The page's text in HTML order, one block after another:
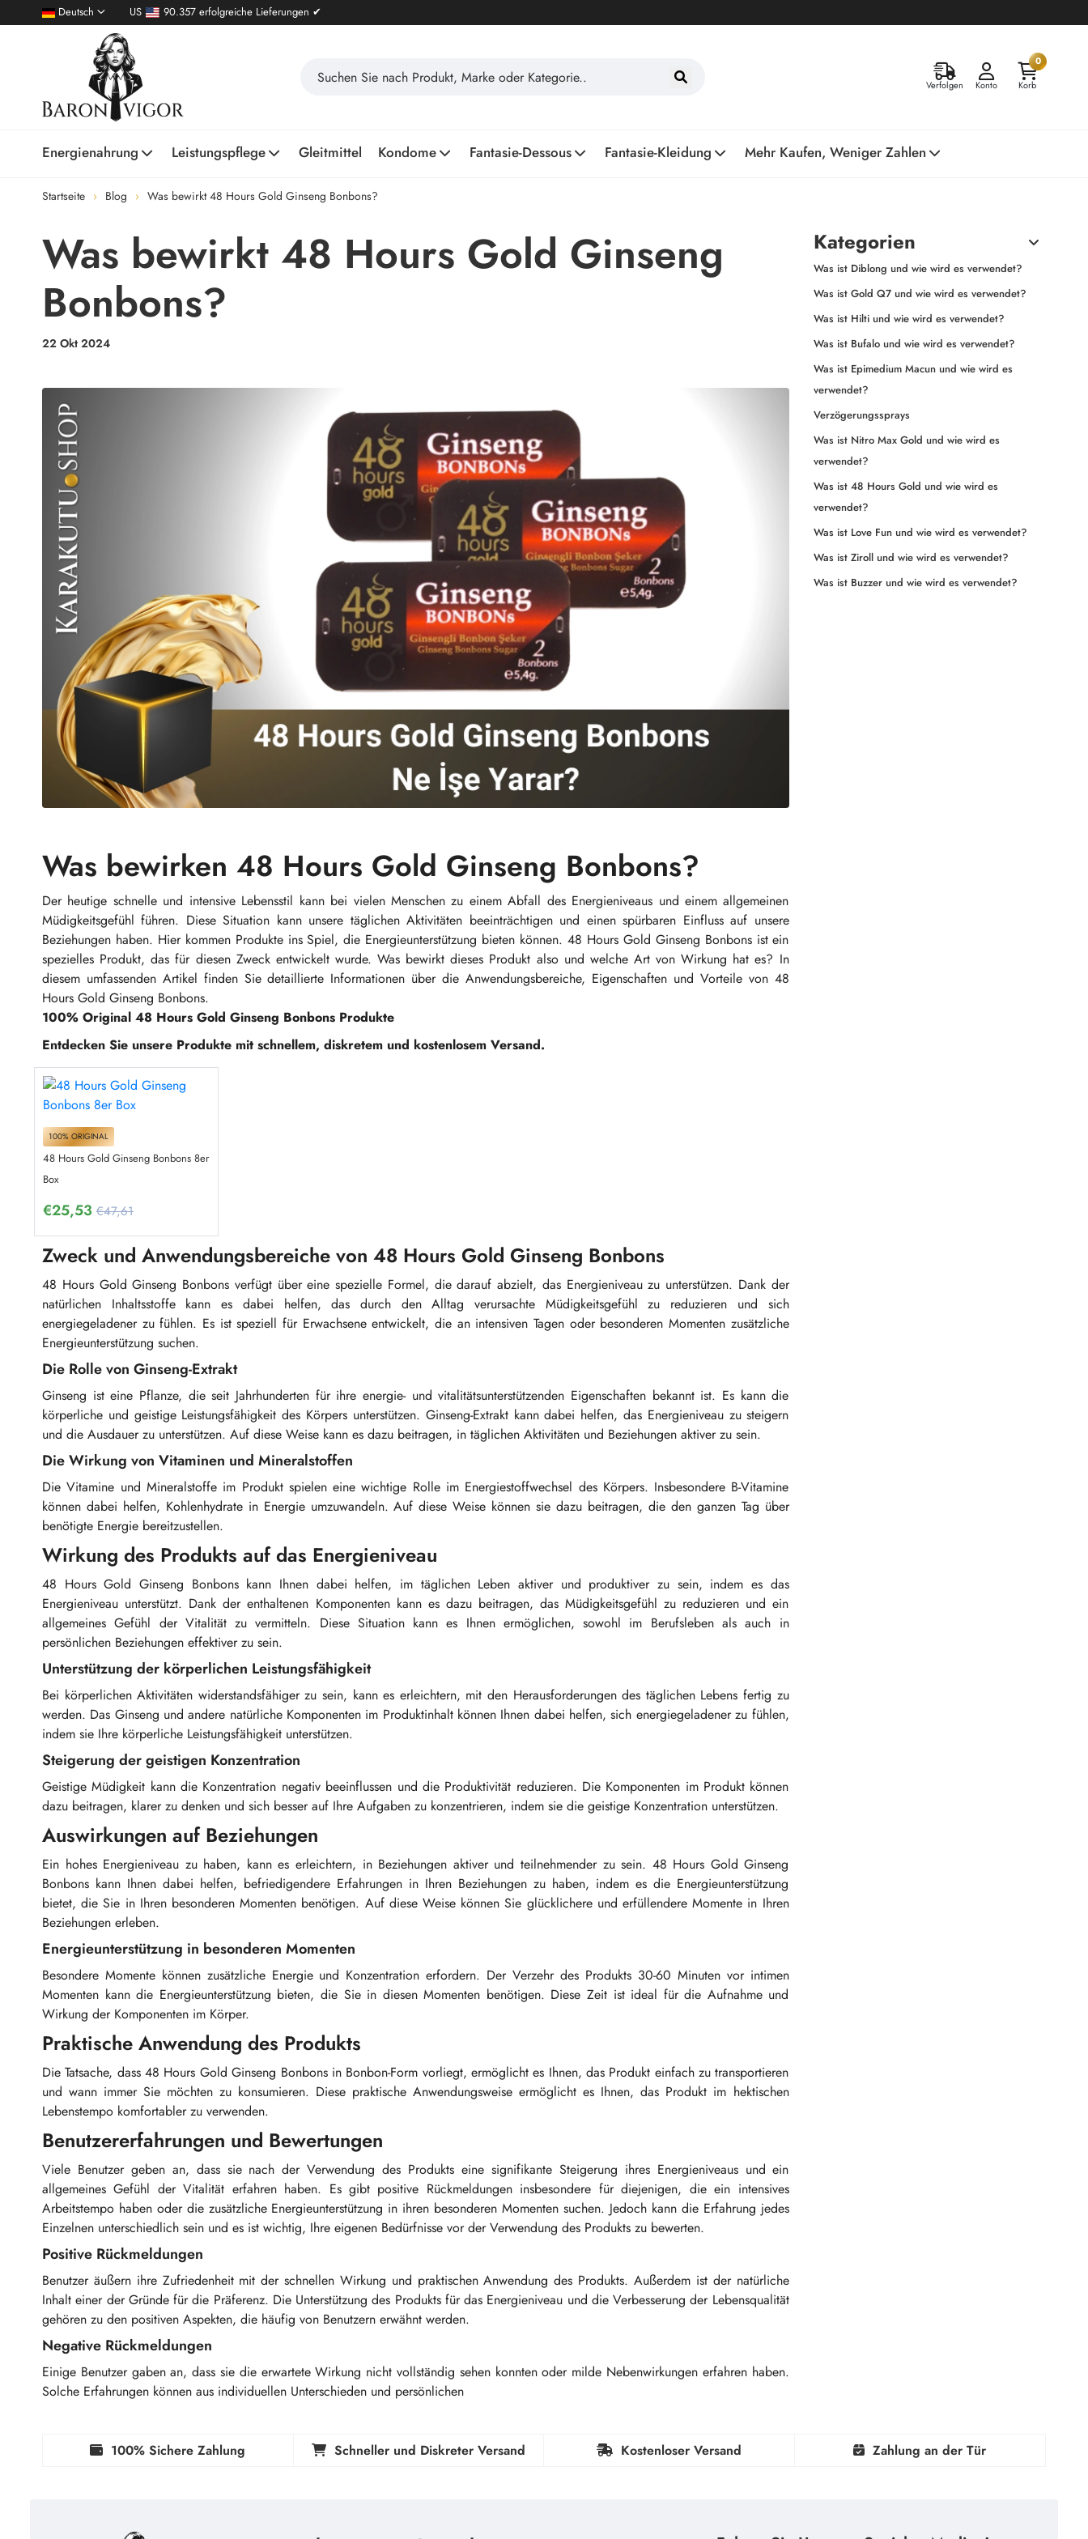
Deutsch US 90.357 erfolgreiche Lieferungen ✔
Verfolgen Konto
0
Korb
Energienahrung Leistungspflege Gleitmittel Kondome Fantasie-Dessous Fantasie-Kleidung Mehr Kaufen, Weniger Zahlen
Startseite Blog Was bewirkt 48 Hours Gold Ginseng Bonbons?
Was bewirkt 48 Hours Gold Ginseng
Bonbons?
22 Okt 2024
Was bewirken 48 Hours Gold Ginseng Bonbons?
Der heutige schnelle und intensive Lebensstil kann bei vielen Menschen zu einem Abfall des Energieniveaus und einem allgemeinen
Müdigkeitsgefühl führen. Diese Situation kann unsere täglichen Aktivitäten beeinträchtigen und einen spürbaren Einfluss auf unsere
Beziehungen haben. Hier kommen Produkte ins Spiel, die Energieunterstützung bieten können. 48 Hours Gold Ginseng Bonbons ist ein
spezielles Produkt, das für diesen Zweck entwickelt wurde. Was bewirkt dieses Produkt also und welche Art von Wirkung hat es? In
diesem umfassenden Artikel finden Sie detaillierte Informationen über die Anwendungsbereiche, Eigenschaften und Vorteile von 48
Hours Gold Ginseng Bonbons.
100% Original 48 Hours Gold Ginseng Bonbons Produkte
Entdecken Sie unsere Produkte mit schnellem, diskretem und kostenlosem Versand.
100% ORIGINAL
48 Hours Gold Ginseng Bonbons 8er
Box
€25,53 €47,61
Zweck und Anwendungsbereiche von 48 Hours Gold Ginseng Bonbons
48 Hours Gold Ginseng Bonbons verfügt über eine spezielle Formel, die darauf abzielt, das Energieniveau zu unterstützen. Dank der
natürlichen Inhaltsstoffe kann es dabei helfen, das durch den Alltag verursachte Müdigkeitsgefühl zu reduzieren und sich
energiegeladener zu fühlen. Es ist speziell für Erwachsene entwickelt, die an intensiven Tagen oder besonderen Momenten zusätzliche
Energieunterstützung suchen.
Die Rolle von Ginseng-Extrakt
Ginseng ist eine Pflanze, die seit Jahrhunderten für ihre energie- und vitalitätsunterstützenden Eigenschaften bekannt ist. Es kann die
körperliche und geistige Leistungsfähigkeit des Körpers unterstützen. Ginseng-Extrakt kann dabei helfen, das Energieniveau zu steigern
und die Ausdauer zu unterstützen. Auf diese Weise kann es dazu beitragen, in täglichen Aktivitäten und Beziehungen aktiver zu sein.
Die Wirkung von Vitaminen und Mineralstoffen
Die Vitamine und Mineralstoffe im Produkt spielen eine wichtige Rolle im Energiestoffwechsel des Körpers. Insbesondere B-Vitamine
können dabei helfen, Kohlenhydrate in Energie umzuwandeln. Auf diese Weise können sie dazu beitragen, die den ganzen Tag über
benötigte Energie bereitzustellen.
Wirkung des Produkts auf das Energieniveau
48 Hours Gold Ginseng Bonbons kann Ihnen dabei helfen, im täglichen Leben aktiver und produktiver zu sein, indem es das
Energieniveau unterstützt. Dank der enthaltenen Komponenten kann es dazu beitragen, das Müdigkeitsgefühl zu reduzieren und ein
allgemeines Gefühl der Vitalität zu vermitteln. Diese Situation kann es Ihnen ermöglichen, sowohl im Berufsleben als auch in
persönlichen Beziehungen effektiver zu sein.
Unterstützung der körperlichen Leistungsfähigkeit
Bei körperlichen Aktivitäten widerstandsfähiger zu sein, kann es erleichtern, mit den Herausforderungen des täglichen Lebens fertig zu
werden. Das Ginseng und andere natürliche Komponenten im Produktinhalt können Ihnen dabei helfen, sich energiegeladener zu fühlen,
indem sie Ihre körperliche Leistungsfähigkeit unterstützen.
Steigerung der geistigen Konzentration
Geistige Müdigkeit kann die Konzentration negativ beeinflussen und die Produktivität reduzieren. Die Komponenten im Produkt können
dazu beitragen, klarer zu denken und sich besser auf Ihre Aufgaben zu konzentrieren, indem sie die geistige Konzentration unterstützen.
Auswirkungen auf Beziehungen
Ein hohes Energieniveau zu haben, kann es erleichtern, in Beziehungen aktiver und teilnehmender zu sein. 48 Hours Gold Ginseng
Bonbons kann Ihnen dabei helfen, befriedigendere Erfahrungen in Ihren Beziehungen zu haben, indem es die Energieunterstützung
bietet, die Sie in Ihren besonderen Momenten benötigen. Auf diese Weise können Sie glücklichere und erfüllendere Momente in Ihren
Beziehungen erleben.
Energieunterstützung in besonderen Momenten
Besondere Momente können zusätzliche Energie und Konzentration erfordern. Der Verzehr des Produkts 30-60 Minuten vor intimen
Momenten kann die Energieunterstützung bieten, die Sie in diesen Momenten benötigen. Diese Zeit ist ideal für die Aufnahme und
Wirkung der Komponenten im Körper.
Praktische Anwendung des Produkts
Die Tatsache, dass 48 Hours Gold Ginseng Bonbons in Bonbon-Form vorliegt, ermöglicht es Ihnen, das Produkt einfach zu transportieren
und wann immer Sie möchten zu konsumieren. Diese praktische Anwendungsweise ermöglicht es Ihnen, das Produkt im hektischen
Lebenstempo komfortabler zu verwenden.
Benutzererfahrungen und Bewertungen
Viele Benutzer geben an, dass sie nach der Verwendung des Produkts eine signifikante Steigerung ihres Energieniveaus und ein
allgemeines Gefühl der Vitalität erfahren haben. Es gibt positive Rückmeldungen insbesondere für diejenigen, die ein intensives
Arbeitstempo haben oder die zusätzliche Energieunterstützung in ihren besonderen Momenten suchen. Jedoch kann die Erfahrung jedes
Einzelnen unterschiedlich sein und es ist wichtig, Ihre eigenen Bedürfnisse vor der Verwendung des Produkts zu bewerten.
Positive Rückmeldungen
Benutzer äußern ihre Zufriedenheit mit der schnellen Wirkung und praktischen Anwendung des Produkts. Außerdem ist der natürliche
Inhalt einer der Gründe für die Präferenz. Die Unterstützung des Produkts für das Energieniveau und die Verbesserung der Lebensqualität
gehören zu den positiven Aspekten, die häufig von Benutzern erwähnt werden.
Negative Rückmeldungen
Einige Benutzer gaben an, dass sie die erwartete Wirkung nicht vollständig sehen konnten oder milde Nebenwirkungen erfahren haben.
Solche Erfahrungen können aus individuellen Unterschieden und persönlichen
Kategorien
Was ist Diblong und wie wird es verwendet?
Was ist Gold Q7 und wie wird es verwendet?
Was ist Hilti und wie wird es verwendet?
Was ist Bufalo und wie wird es verwendet?
Was ist Epimedium Macun und wie wird es
verwendet?
Verzögerungssprays
Was ist Nitro Max Gold und wie wird es
verwendet?
Was ist 48 Hours Gold und wie wird es
verwendet?
Was ist Love Fun und wie wird es verwendet?
Was ist Ziroll und wie wird es verwendet?
Was ist Buzzer und wie wird es verwendet?
100% Sichere Zahlung Schneller und Diskreter Versand Kostenloser Versand Zahlung an der Tür